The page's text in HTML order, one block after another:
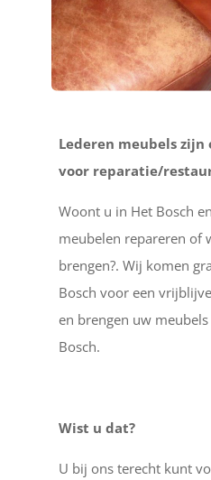
Lederen meubels zijn
voor reparatie/
Woont u in Het Bosch
meubelen repareren of
brengen?. Wij komen
Bosch voor een
en brengen uw
Bosch.
Wist u dat?
U bij ons terecht kunt